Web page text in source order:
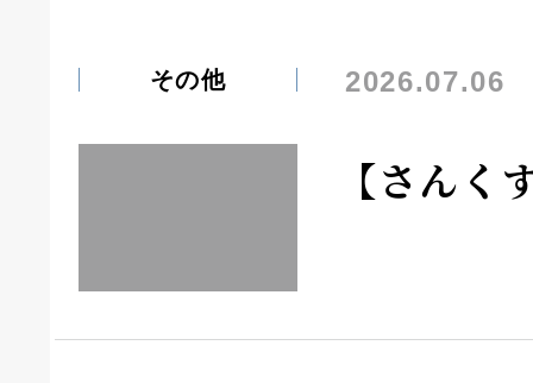
その他 2026.07.06
【さんく